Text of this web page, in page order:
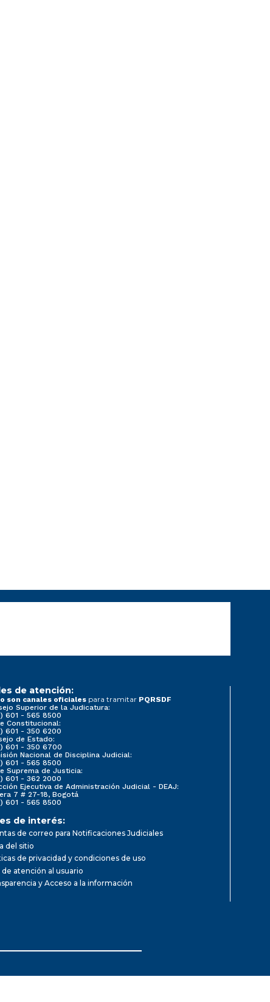
de atención:
son canales oficiales para tramitar PQRSDF
Superior de la Judicatura:
601 - 565 8500
Constitucional:
601 - 350 6200
de Estado:
601 - 350 6700
Nacional de Disciplina Judicial:
601 - 565 8500
Suprema de Justicia:
601 - 362 2000
Ejecutiva de Administración Judicial - DEAJ:
7 # 27-18, Bogotá
601 - 565 8500
de interés:
de correo para Notificaciones Judiciales
del sitio
de privacidad y condiciones de uso
de atención al usuario
y Acceso a la información